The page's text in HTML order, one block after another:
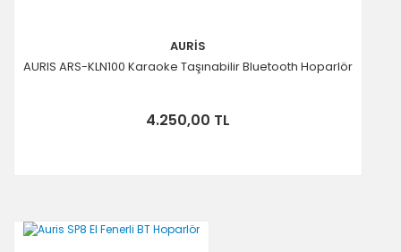
AURİS
AURIS ARS-KLN100 Karaoke Taşınabilir Bluetooth Hoparlör
4.250,00 TL